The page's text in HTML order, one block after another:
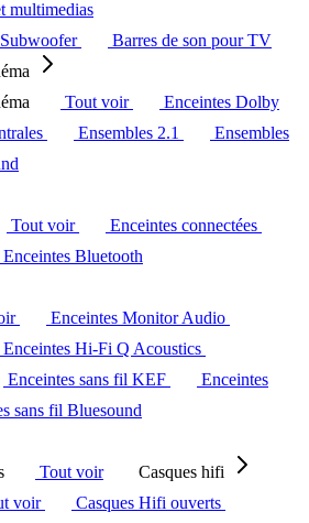
multimedias
Subwoofer
Barres de son pour TV
Tout voir
Enceintes Dolby
Ensembles 2.1
Ensembles
Tout voir
Enceintes connectées
Enceintes Bluetooth
Enceintes Monitor Audio
Enceintes Hi-Fi Q Acoustics
Enceintes sans fil KEF
Enceintes
sans fil Bluesound
Tout voir
Casques hifi
voir
Casques Hifi ouverts